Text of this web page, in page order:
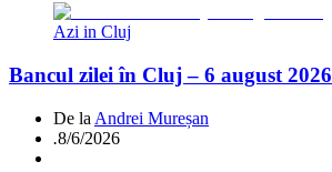
Azi in Cluj
Bancul zilei în Cluj – 6 august 2026
De la Andrei Mureșan
.8/6/2026